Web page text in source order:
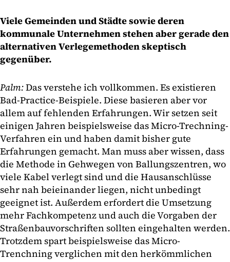
Viele Gemeinden und Städte sowie deren
kommunale Unternehmen stehen aber gerade den
alternativen Verlegemethoden skeptisch
gegenüber.
Palm:Das verstehe ich vollkommen. Es existieren
Bad-Practice-Beispiele. Diese basieren aber vor
allem auf fehlenden Erfahrungen. Wir setzen seit
einigen Jahren beispielsweise das Micro-Trechning-
Verfahren ein und haben damit bisher gute
Erfahrungen gemacht. Man muss aber wissen, dass
die Methode in Gehwegen von Ballungszentren, wo
viele Kabel verlegt sind und die Hausanschlüsse
sehr nah beieinander liegen, nicht unbedingt
geeignet ist. Außerdem erfordert die Umsetzung
mehr Fachkompetenz und auch die Vorgaben der
Straßenbauvorschriften sollten eingehalten werden.
Trotzdem spart beispielsweise das Micro-
Trenchning verglichen mit den herkömmlichen